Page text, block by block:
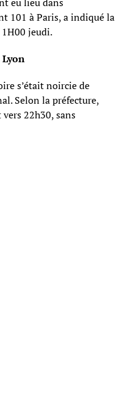
101 à Paris, a indiqué la
jeudi.
s’était noircie de
Selon la préfecture,
22h30, sans